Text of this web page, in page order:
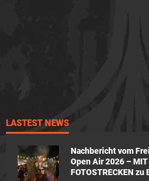
LASTEST NEWS
Nachbericht vom
Open Air 2026 –
FOTOSTRECKEN